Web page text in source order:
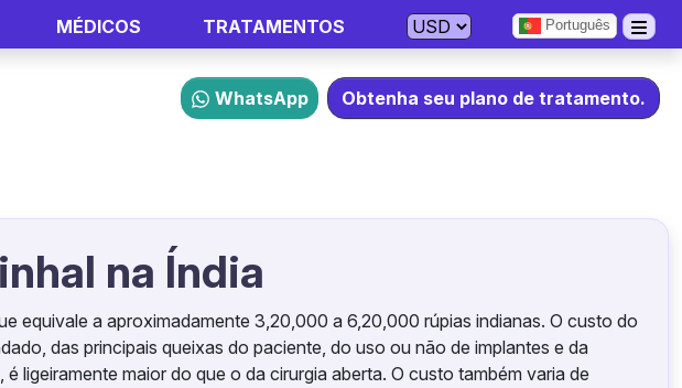
MÉDICOS TRATAMENTOS Português
WhatsApp Obtenha seu plano de tratamento.
na Índia
equivale a aproximadamente 3,20,000 a 6,20,000 rúpias indianas. O custo do
das principais queixas do paciente, do uso ou não de implantes e da
ligeiramente maior do que o da cirurgia aberta. O custo também varia de